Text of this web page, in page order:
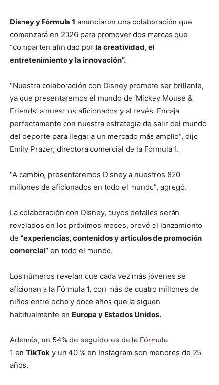
Disney y Fórmula 1 anunciaron una colaboración que
comenzará en 2026 para promover dos marcas que
“comparten afinidad por la creatividad, el
entretenimiento y la innovación”.
“Nuestra colaboración con Disney promete ser brillante,
ya que presentaremos el mundo de ‘Mickey Mouse &
Friends’ a nuestros aficionados y al revés. Encaja
perfectamente con nuestra estrategia de salir del mundo
del deporte para llegar a un mercado más amplio”, dijo
Emily Prazer, directora comercial de la Fórmula 1.
“A cambio, presentaremos Disney a nuestros 820
millones de aficionados en todo el mundo”, agregó.
La colaboración con Disney, cuyos detalles serán
revelados en los próximos meses, prevé el lanzamiento
de “experiencias, contenidos y artículos de promoción
comercial” en todo el mundo.
Los números revelan que cada vez más jóvenes se
aficionan a la Fórmula 1, con más de cuatro millones de
niños entre ocho y doce años que la siguen
habitualmente en Europa y Estados Unidos.
Además, un 54% de seguidores de la Fórmula
1 en TikTok y un 40 % en Instagram son menores de 25
años.